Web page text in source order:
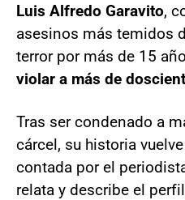
Luis Alfredo Garavito,
asesinos más temidos
terror por más de 15
violar a más de
Tras ser condenado a
cárcel, su historia vuelve
contada por el
relata y describe el